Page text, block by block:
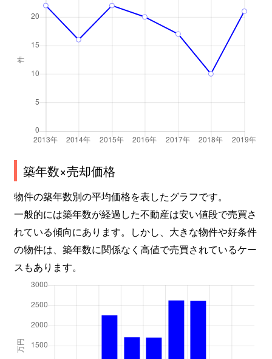
築年数×売却価格
物件の築年数別の平均価格を表したグラフです。
一般的には築年数が経過した不動産は安い値段で売買さ
れている傾向にあります。しかし、大きな物件や好条件
の物件は、築年数に関係なく高値で売買されているケー
スもあります。